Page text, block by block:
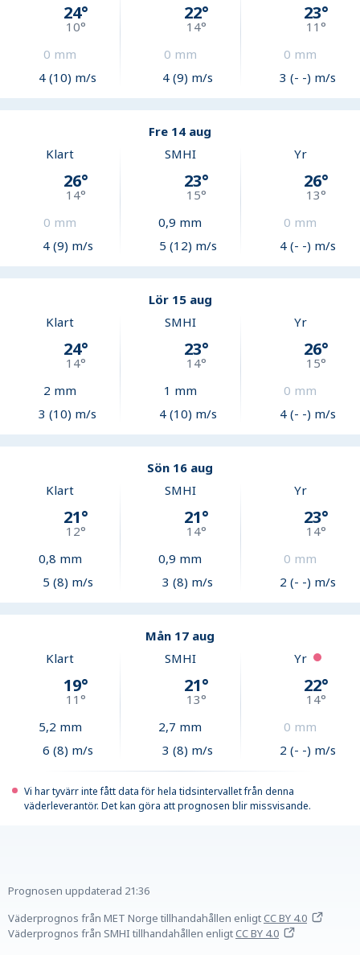
24°
10°
0 mm
4 (10) m/s
22°
14°
0 mm
4 (9) m/s
23°
11°
0 mm
3 (- -) m/s
Fre 14 aug
Klart
26°
14°
0 mm
4 (9) m/s
SMHI
23°
15°
0,9 mm
5 (12) m/s
Yr
26°
13°
0 mm
4 (- -) m/s
Lör 15 aug
Klart
24°
14°
2 mm
3 (10) m/s
SMHI
23°
14°
1 mm
4 (10) m/s
Yr
26°
15°
0 mm
4 (- -) m/s
Sön 16 aug
Klart
21°
12°
0,8 mm
5 (8) m/s
SMHI
21°
14°
0,9 mm
3 (8) m/s
Yr
23°
14°
0 mm
2 (- -) m/s
Mån 17 aug
Klart
19°
11°
5,2 mm
6 (8) m/s
SMHI
21°
13°
2,7 mm
3 (8) m/s
Yr
22°
14°
0 mm
2 (- -) m/s
Vi har tyvärr inte fått data för hela tidsintervallet från denna
väderleverantör. Det kan göra att prognosen blir missvisande.
Prognosen uppdaterad 21:36
Väderprognos från MET Norge tillhandahållen enligtCC BY 4.0
Väderprognos från SMHI tillhandahållen enligtCC BY 4.0